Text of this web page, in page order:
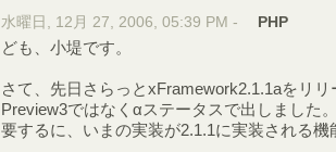
水曜日, 12月 27, 2006, 05:39 PM - PHP
ども、小堤です。
さて、先日さらっとxFramework2.1.1aをリ
Preview3ではなくαステータスで出しました
要するに、いまの実装が2.1.1に実装される